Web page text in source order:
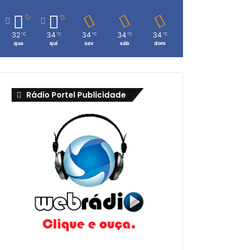
32 ℃
qua
34 ℃
qui
34 ℃
sex
34 ℃
sáb
34 ℃
dom
Rádio Portel Publicidade